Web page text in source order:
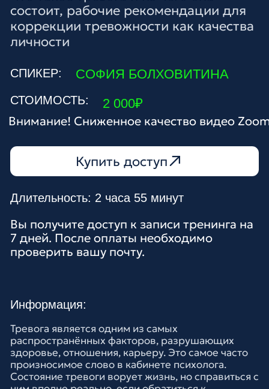
Внимание! Сниженное качество видео Zoom
Вы получите доступ к записи тренинга на
7 дней. После оплаты необходимо
проверить вашу почту.
СТОИМОСТЬ:
2 000₽
• Дыхательные, ментальные, письменные,
двигательные и медитативные техники снижения
• Рабочие рекомендации для коррекции
тревожности как качества личности.
Тревога является одним из самых
здоровье, отношения, карьеру. Это самое часто
произносимое слово в кабинете психолога.
ним вполне реально, если обратиться к
фундаментальной науке и проявить усердие.